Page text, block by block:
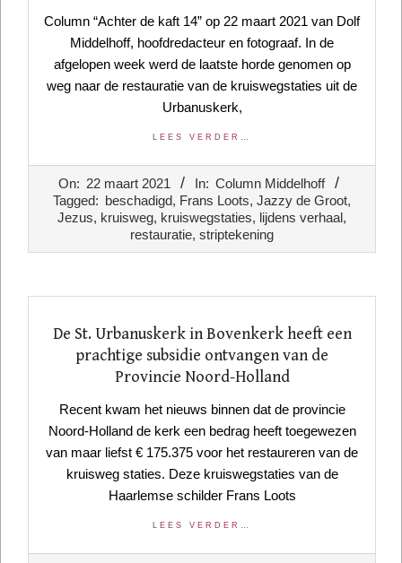
Column “Achter de kaft 14” op 22 maart 2021 van Dolf
Middelhoff, hoofdredacteur en fotograaf. In de
afgelopen week werd de laatste horde genomen op
weg naar de restauratie van de kruiswegstaties uit de
Urbanuskerk,
LEES VERDER…
On: 22 maart 2021 In: Column Middelhoff
Tagged: beschadigd, Frans Loots, Jazzy de Groot,
Jezus, kruisweg, kruiswegstaties, lijdens verhaal,
restauratie, striptekening
De St. Urbanuskerk in Bovenkerk heeft een
prachtige subsidie ontvangen van de
Provincie Noord-Holland
Recent kwam het nieuws binnen dat de provincie
Noord-Holland de kerk een bedrag heeft toegewezen
van maar liefst € 175.375 voor het restaureren van de
kruisweg staties. Deze kruiswegstaties van de
Haarlemse schilder Frans Loots
LEES VERDER…